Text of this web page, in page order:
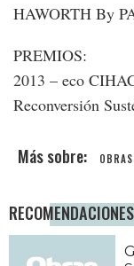
HAWORTH By
PREMIOS:
2013 – eco
Reconversión
OBRAS
RECOMENDACIONES